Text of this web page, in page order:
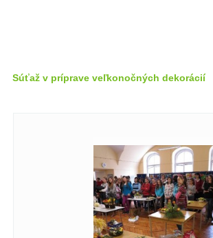
Súťaž v príprave veľkonočných dekorácií